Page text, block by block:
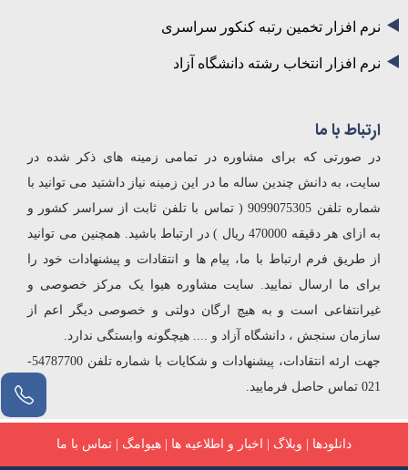
نرم افزار تخمین رتبه کنکور سراسری
نرم افزار انتخاب رشته دانشگاه آزاد
ارتباط با ما
در صورتی که برای مشاوره در تمامی زمینه های ذکر شده در
سایت، به دانش چندین ساله ما در این زمینه نیاز داشتید می توانید با
شماره تلفن 9099075305 ( تماس با تلفن ثابت از سراسر کشور و
به ازای هر دقیقه 470000 ریال ) در ارتباط باشید. همچنین می توانید
از طریق فرم ارتباط با ما، پیام ها و انتقادات و پیشنهادات خود را
برای ما ارسال نمایید. سایت مشاوره هیوا یک مرکز خصوصی و
غیرانتفاعی است و به هیچ ارگان دولتی و خصوصی دیگر اعم از
سازمان سنجش ، دانشگاه آزاد و .... هیچگونه وابستگی ندارد.
جهت ارئه انتقادات، پیشنهادات و شکایات با شماره تلفن 54787700-
021 تماس حاصل فرمایید.
دانلودها | وبلاگ | اخبار و اطلاعیه ها | هیوامگ | تماس با ما